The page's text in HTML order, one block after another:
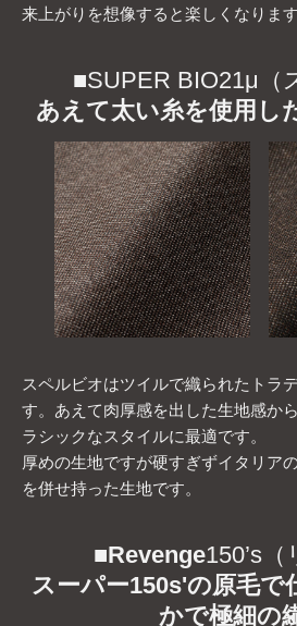
来上がりを想像すると楽しくなります
■SUPER BIO21μ（
あえて太い糸を使用し
スペルビオはツイルで織られたトラ
す。あえて肉厚感を出した生地感か
ラシックなスタイルに最適です。
厚めの生地ですが硬すぎずイタリア
を併せ持った生地です。
■Revenge150’s
スーパー150s'の原毛で
かで極細の